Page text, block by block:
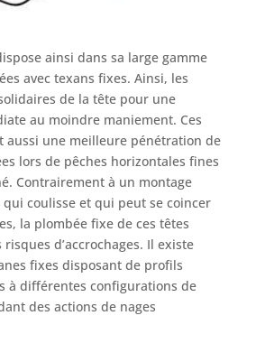
ainsi dans sa large gamme
avec texans fixes. Ainsi, les
de la tête pour une
au moindre maniement. Ces
aussi une meilleure pénétration de
lors de pêches horizontales fines
Contrairement à un montage
coulisse et qui peut se coincer
la plombée fixe de ces têtes
d’accrochages. Il existe
fixes disposant de profils
à différentes configurations de
des actions de nages